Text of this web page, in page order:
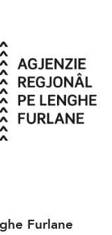
Furlane